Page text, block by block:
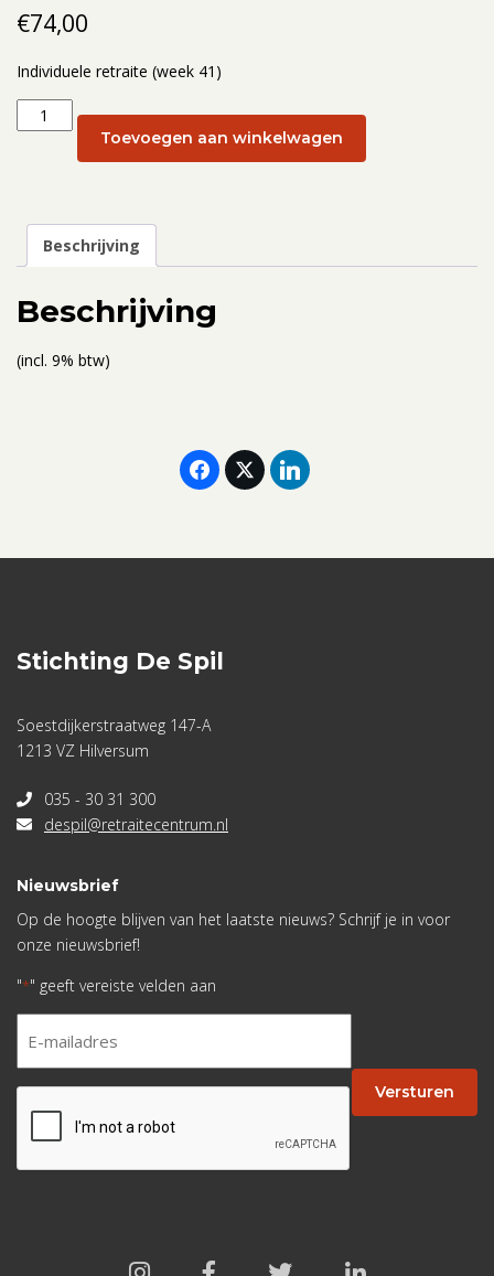
€74,00
Individuele retraite (week 41)
Individuele
retraite
oktober
2024
Toevoegen aan winkelwagen
Beschrijving
Beschrijving
(incl. 9% btw)
Stichting De Spil
Soestdijkerstraatweg 147-A
1213 VZ Hilversum
035 - 30 31 300
despil@retraitecentrum.nl
Nieuwsbrief
Op de hoogte blijven van het laatste nieuws? Schrijf je in voor
onze nieuwsbrief!
"*" geeft vereiste velden aan
* Versturen